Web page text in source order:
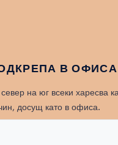
В ОФИСА
на юг всеки харесва
досущ като в офиса.